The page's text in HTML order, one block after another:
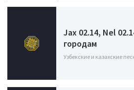
Jax 02.14, Nel
городам
Узбекские и казахские